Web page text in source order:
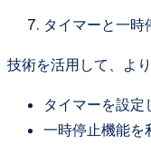
タイマーと一時
技術を活用して、よ
タイマーを設定
一時停止機能を